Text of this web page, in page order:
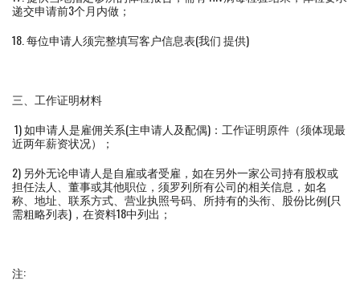
递交申请前3个月内做；
18. 每位申请人须完整填写客户信息表(我们 提供)
三、工作证明材料
1) 如申请人是雇佣关系(主申请人及配偶)：工作证明原件（须体现最
近两年薪资状况）；
2) 另外无论申请人是自雇或者受雇，如在另外一家公司持有股权或
担任法人、董事或其他职位，须罗列所有公司的相关信息，如名
称、地址、联系方式、营业执照号码、所持有的头衔、股份比例(只
需粗略列表)，在资料18中列出；
注: